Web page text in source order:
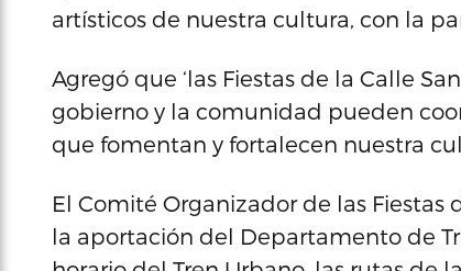
artísticos de nuestra cultura, con la
Agregó que ‘las Fiestas de la Calle
gobierno y la comunidad pueden
que fomentan y fortalecen nuestra
El Comité Organizador de las
la aportación del Departamento de